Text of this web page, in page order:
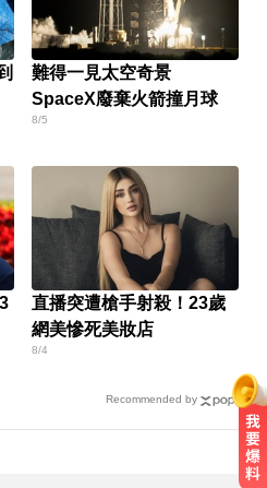
難得一見太空奇景
SpaceX廢棄火箭撞月球
8/5
直播突遭槍手射殺！23歲
網美慘死美妝店
8/4
Recommended by